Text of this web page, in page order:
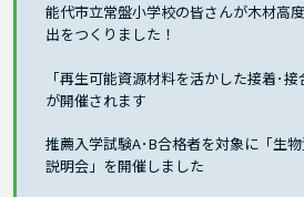
能代市立常盤小学校の皆さんが木材高
出をつくりました！
「再生可能資源材料を活かした接着･
が開催されます
推薦入学試験A･B合格者を対象に「生
説明会」を開催しました